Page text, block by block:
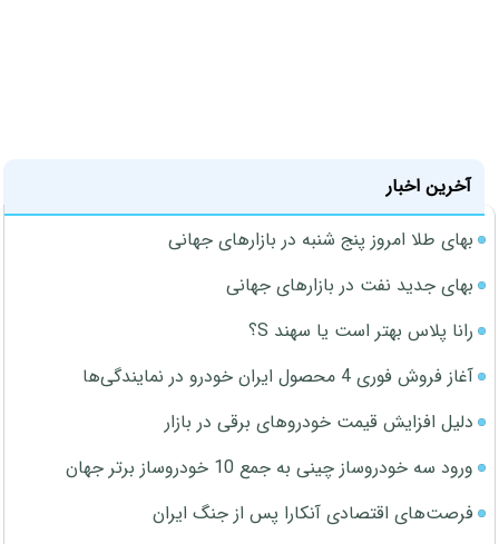
آخرین اخبار
بهای طلا امروز پنج شنبه در بازارهای جهانی
بهای جدید نفت در بازارهای جهانی
رانا پلاس بهتر است یا سهند S؟
آغاز فروش فوری 4 محصول ایران خودرو در نمایندگی‌ها
دلیل افزایش قیمت خودروهای برقی در بازار
ورود سه خودروساز چینی به جمع 10 خودروساز برتر جهان
فرصت‌های اقتصادی آنکارا پس از جنگ ایران